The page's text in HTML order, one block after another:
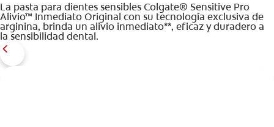
La pasta para dientes sensibles Colgate® Sensitive Pro
Alivio™ Inmediato Original con su tecnología exclusiva de
arginina, brinda un alivio inmediato**, eficaz y duradero a
la sensibilidad dental.